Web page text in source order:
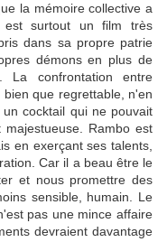
la mémoire collective a
est surtout un film très
dans sa propre patrie
démons en plus de
La confrontation entre
que regrettable, n'en
cocktail qui ne pouvait
Rambo est
en exerçant ses talents,
Car il a beau être le
et nous promettre des
sensible, humain. Le
pas une mince affaire
devraient davantage